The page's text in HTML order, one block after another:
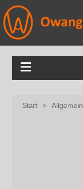
Start Allgemein